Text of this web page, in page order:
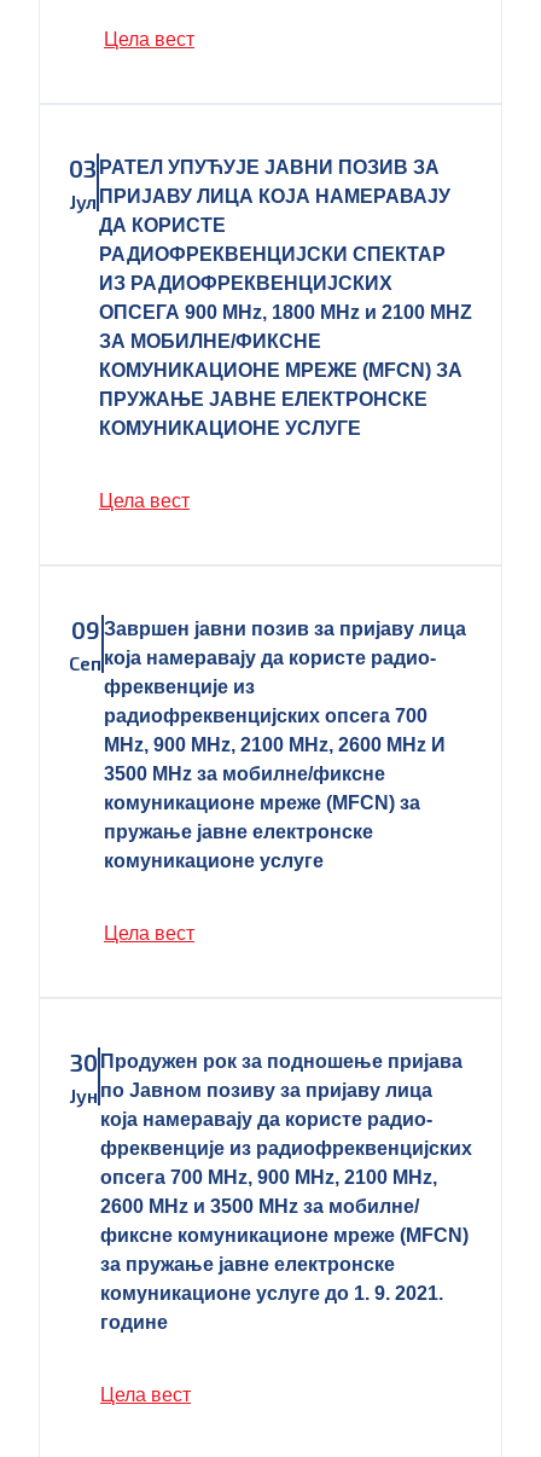
Цела вест
03
Јул
РАТЕЛ УПУЋУЈЕ ЈАВНИ ПОЗИВ ЗА
ПРИЈАВУ ЛИЦА КОЈА НАМЕРАВАЈУ
ДА КОРИСТЕ
РАДИОФРЕКВЕНЦИЈСКИ СПЕКТАР
ИЗ РАДИОФРЕКВЕНЦИЈСКИХ
ОПСЕГА 900 MHz, 1800 MHz и 2100 MHZ
ЗА МОБИЛНЕ/ФИКСНЕ
КОМУНИКАЦИОНЕ МРЕЖЕ (MFCN) ЗА
ПРУЖАЊЕ ЈАВНЕ ЕЛЕКТРОНСКЕ
КОМУНИКАЦИОНЕ УСЛУГЕ
Цела вест
09
Сеп
Завршен јавни позив за пријаву лица
која намеравају да користе радио-
фреквенције из
радиофреквенцијских опсега 700
MHz, 900 MHz, 2100 MHz, 2600 MHz И
3500 MHz за мобилне/фиксне
комуникационе мреже (MFCN) за
пружање јавне електронске
комуникационе услуге
Цела вест
30
Јун
Продужен рок за подношење пријава
по Јавном позиву за пријаву лица
која намеравају да користе радио-
фреквенције из радиофреквенцијских
опсега 700 MHz, 900 MHz, 2100 MHz,
2600 MHz и 3500 MHz за мобилне/
фиксне комуникационе мреже (MFCN)
за пружање јавне електронске
комуникационе услуге до 1. 9. 2021.
године
Цела вест